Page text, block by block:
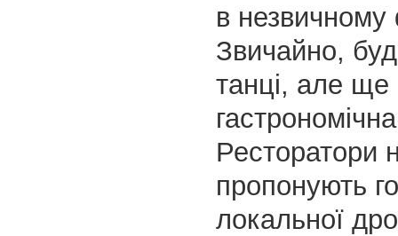
в незвичному
Звичайно,
танці, але ще
Ресторатори
пропонують
локальної